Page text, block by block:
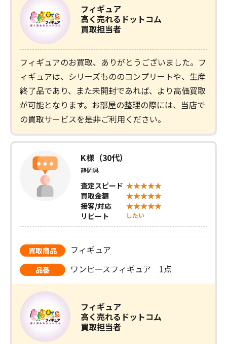
フィギュア
高く売れるドットコム
買取担当者
フィギュアのお買取、ありがとうございました。フ
ィギュアは、シリーズもののコンプリートや、生産
終了品であり、また未開封であれば、より高価買取
が可能となります。お部屋の整理の際には、当店で
の買取サービスを是非ご利用ください。
K様（30代）
静岡県
査定スピード
買取金額
接客/対応
リピート
したい
買取商品 フィギュア
品番 ワンピースフィギュア 1点
フィギュア
高く売れるドットコム
買取担当者